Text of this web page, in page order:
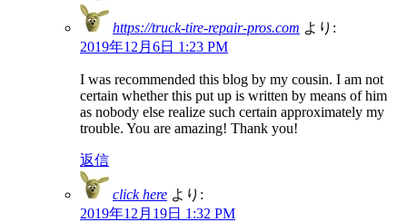
https://truck-tire-repair-pros.com より:
2019年12月6日 1:23 PM
I was recommended this blog by my cousin. I am not
certain whether this put up is written by means of him
as nobody else realize such certain approximately my
trouble. You are amazing! Thank you!
返信
click here より:
2019年12月19日 1:32 PM